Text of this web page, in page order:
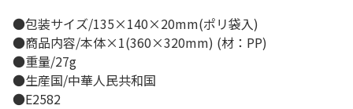
●包装サイズ/135×140×20mm(ポリ袋入)
●商品内容/本体×1(360×320mm) (材：PP)
●重量/27g
●生産国/中華人民共和国
●E2582